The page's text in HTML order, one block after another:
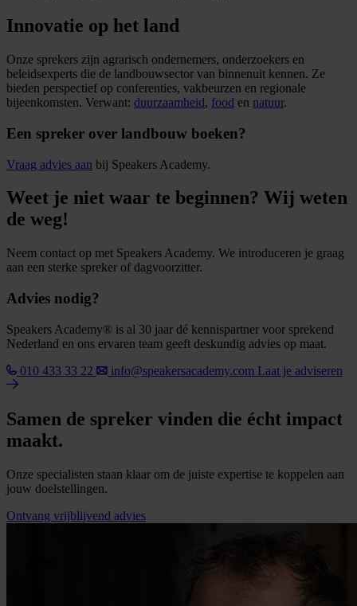
Innovatie op het land
Onze sprekers zijn agrarisch ondernemers, onderzoekers en
beleidsexperts die de landbouwsector van binnenuit kennen. Ze
bieden perspectief op conferenties, vakbeurzen en regionale
bijeenkomsten. Verwant: duurzaamheid, food en natuur.
Een spreker over landbouw boeken?
Vraag advies aan bij Speakers Academy.
Weet je niet waar te beginnen? Wij weten
de weg!
Neem contact op met Speakers Academy. We introduceren je graag
aan een sterke spreker of dagvoorzitter.
Advies nodig?
Speakers Academy® is al 30 jaar dé kennispartner voor sprekend
Nederland en ons ervaren team geeft deskundig advies op maat.
010 433 33 22
info@speakersacademy.com Laat je adviseren
Samen de spreker vinden die écht impact
maakt.
Onze specialisten staan klaar om de juiste expertise te koppelen aan
jouw doelstellingen.
Ontvang vrijblijvend advies